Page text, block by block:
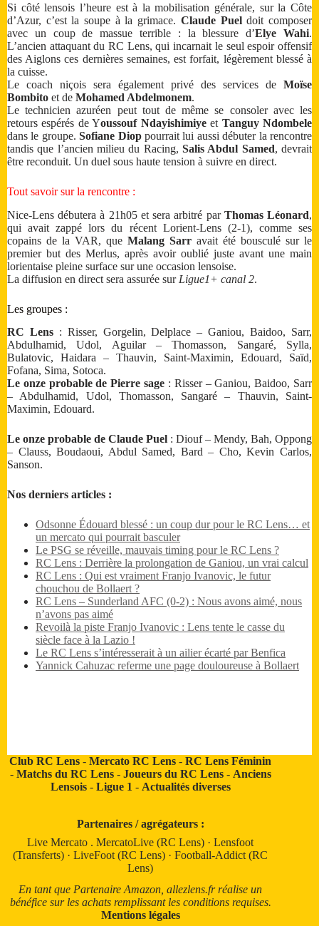
Si côté lensois l’heure est à la mobilisation générale, sur la Côte
d’Azur, c’est la soupe à la grimace. Claude Pueldoit composer
avec un coup de massue terrible : la blessure d’Elye Wahi.
L’ancien attaquant du RC Lens, qui incarnait le seul espoir offensif
des Aiglons ces dernières semaines, est forfait, légèrement blessé à
la cuisse.
Le coach niçois sera également privé des services de Moïse
Bombito et de Mohamed Abdelmonem.
Le technicien azuréen peut tout de même se consoler avec les
retours espérés de Youssouf Ndayishimiyeet Tanguy Ndombele
dans le groupe.Sofiane Dioppourrait lui aussi débuter la rencontre
tandis que l’ancien milieu du Racing, Salis Abdul Samed, devrait
être reconduit. Un duel sous haute tension à suivre en direct.
Tout savoir sur la rencontre :
Nice-Lens débutera à 21h05 et sera arbitré par Thomas Léonard,
qui avait zappé lors du récent Lorient-Lens (2-1), comme ses
copains de la VAR, que Malang Sarr avait été bousculé sur le
premier but des Merlus, après avoir oublié juste avant une main
lorientaise pleine surface sur une occasion lensoise.
La diffusion en direct sera assurée sur Ligue1+ canal 2.
Les groupes :
RC Lens: Risser, Gorgelin, Delplace – Ganiou, Baidoo, Sarr,
Abdulhamid, Udol, Aguilar – Thomasson, Sangaré, Sylla,
Bulatovic, Haidara – Thauvin, Saint-Maximin, Edouard, Saïd,
Fofana, Sima, Sotoca.
Le onze probable de Pierre sage : Risser – Ganiou, Baidoo, Sarr
– Abdulhamid, Udol, Thomasson, Sangaré – Thauvin, Saint-
Maximin, Edouard.
Le onze probable de Claude Puel : Diouf – Mendy, Bah, Oppong
– Clauss, Boudaoui, Abdul Samed, Bard – Cho, Kevin Carlos,
Sanson.
Nos derniers articles :
Odsonne Édouard blessé : un coup dur pour le RC Lens… et
un mercato qui pourrait basculer
Le PSG se réveille, mauvais timing pour le RC Lens ?
RC Lens : Derrière la prolongation de Ganiou, un vrai calcul
RC Lens : Qui est vraiment Franjo Ivanovic, le futur
chouchou de Bollaert ?
RC Lens – Sunderland AFC (0-2) : Nous avons aimé, nous
n’avons pas aimé
Revoilà la piste Franjo Ivanovic : Lens tente le casse du
siècle face à la Lazio !
Le RC Lens s’intéresserait à un ailier écarté par Benfica
Yannick Cahuzac referme une page douloureuse à Bollaert
Club RC Lens -Mercato RC Lens -RC Lens Féminin
- Matchs du RC Lens- Joueurs du RC Lens- Anciens
Lensois- Ligue 1 - Actualités diverses
Partenaires / agrégateurs :
Live Mercato .MercatoLive (RC Lens) ·Lensfoot
(Transferts) ·LiveFoot (RC Lens) ·Football-Addict (RC
Lens)
En tant que Partenaire Amazon, allezlens.fr réalise un
bénéfice sur les achats remplissant les conditions requises.
Mentions légales